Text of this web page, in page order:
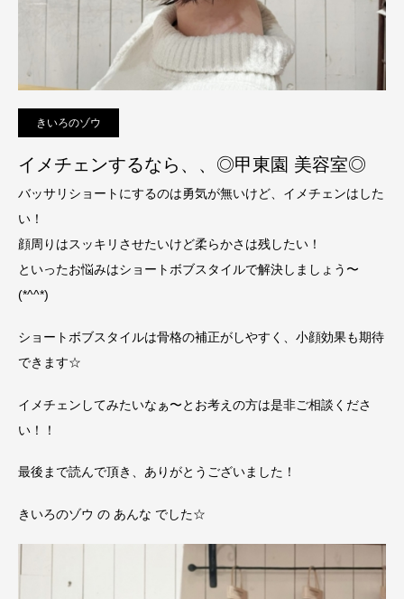
きいろのゾウ
イメチェンするなら、、◎甲東園 美容室◎
バッサリショートにするのは勇気が無いけど、イメチェンはした
い！
顔周りはスッキリさせたいけど柔らかさは残したい！
といったお悩みはショートボブスタイルで解決しましょう〜
(*^^*)
ショートボブスタイルは骨格の補正がしやすく、小顔効果も期待
できます☆
イメチェンしてみたいなぁ〜とお考えの方は是非ご相談くださ
い！！
最後まで読んで頂き、ありがとうございました！
きいろのゾウ の あんな でした☆